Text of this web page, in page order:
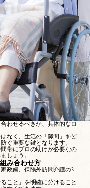
わせるべきか、具体的なロ
なく、生活の「隙間」をど
ぐ重要な鍵となります。
帯にプロの助けが必要なの
しょう。
み合わせ方
政婦、保険外訪問介護の3
こと」を明確に分けること